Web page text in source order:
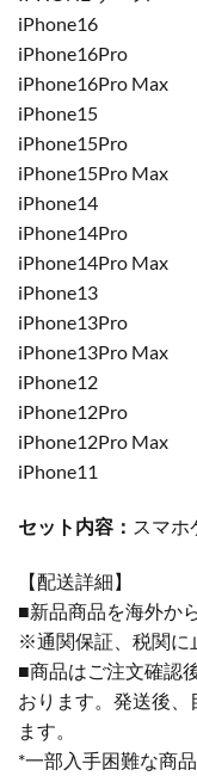
iPhone16
iPhone16Pro
iPhone16Pro Max
iPhone15
iPhone15Pro
iPhone15Pro Max
iPhone14
iPhone14Pro
iPhone14Pro Max
iPhone13
iPhone13Pro
iPhone13Pro Max
iPhone12
iPhone12Pro
iPhone12Pro Max
iPhone11
セット内容： スマホ
【配送詳細】
■新品商品を海外か
※通関保証、税関に
■商品はご注文確認
おります。発送後、
ます。
*一部入手困難な商